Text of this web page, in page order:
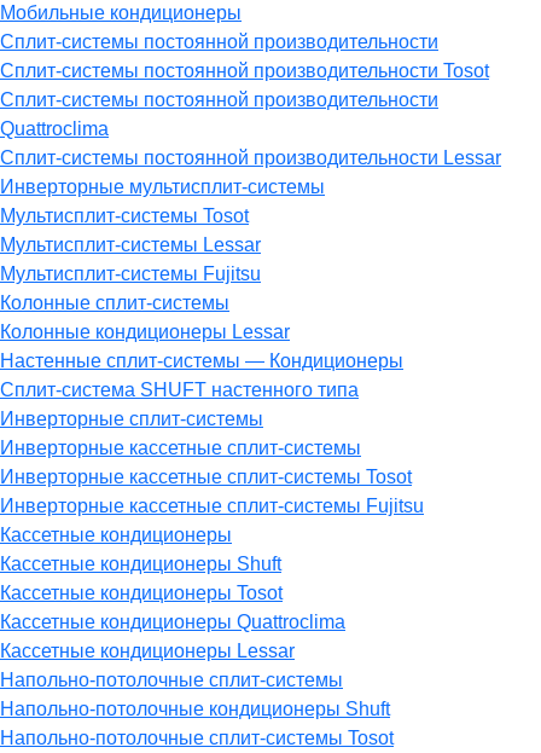
Мобильные кондиционеры
Сплит-системы постоянной производительности
Сплит-системы постоянной производительности Tosot
Сплит-системы постоянной производительности
Quattroclima
Сплит-системы постоянной производительности Lessar
Инверторные мультисплит-системы
Мультисплит-системы Tosot
Мультисплит-системы Lessar
Мультисплит-системы Fujitsu
Колонные сплит-системы
Колонные кондиционеры Lessar
Настенные cплит-системы — Кондиционеры
Сплит-система SHUFT настенного типа
Инверторные сплит-системы
Инверторные кассетные сплит-системы
Инверторные кассетные сплит-системы Tosot
Инверторные кассетные сплит-системы Fujitsu
Кассетные кондиционеры
Кассетные кондиционеры Shuft
Кассетные кондиционеры Tosot
Кассетные кондиционеры Quattroclima
Кассетные кондиционеры Lessar
Напольно-потолочные сплит-системы
Напольно-потолочные кондиционеры Shuft
Напольно-потолочные сплит-системы Tosot